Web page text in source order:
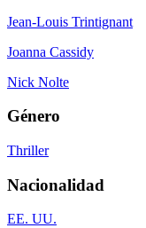
Jean-Louis Trintignant
Joanna Cassidy
Nick Nolte
Género
Thriller
Nacionalidad
EE. UU.